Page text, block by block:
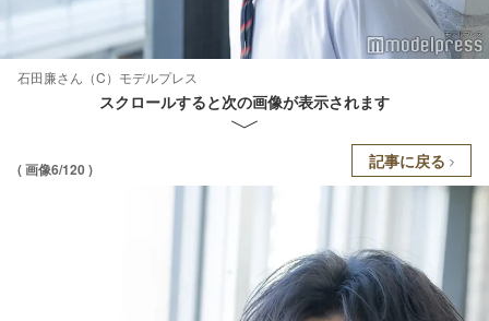
石田廉さん（C）モデルプレス
スクロールすると次の画像が表示されます
( 画像6/120 ) 記事に戻る